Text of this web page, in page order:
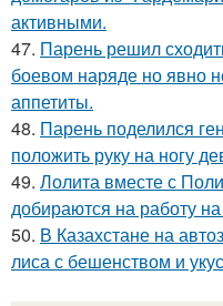
активными.
47. Парень решил
боевом наряде но явно
аппетиты.
48. Парень поделился
положить руку на ногу
49. Лолита вместе с
добираются на работу
50. В Казахстане на
лиса с бешенством и